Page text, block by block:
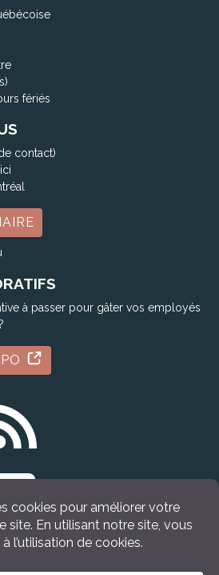
fériés
contact)
à passer pour gâter vos employés
Idée Cadeau Québec (2009 - 2026)